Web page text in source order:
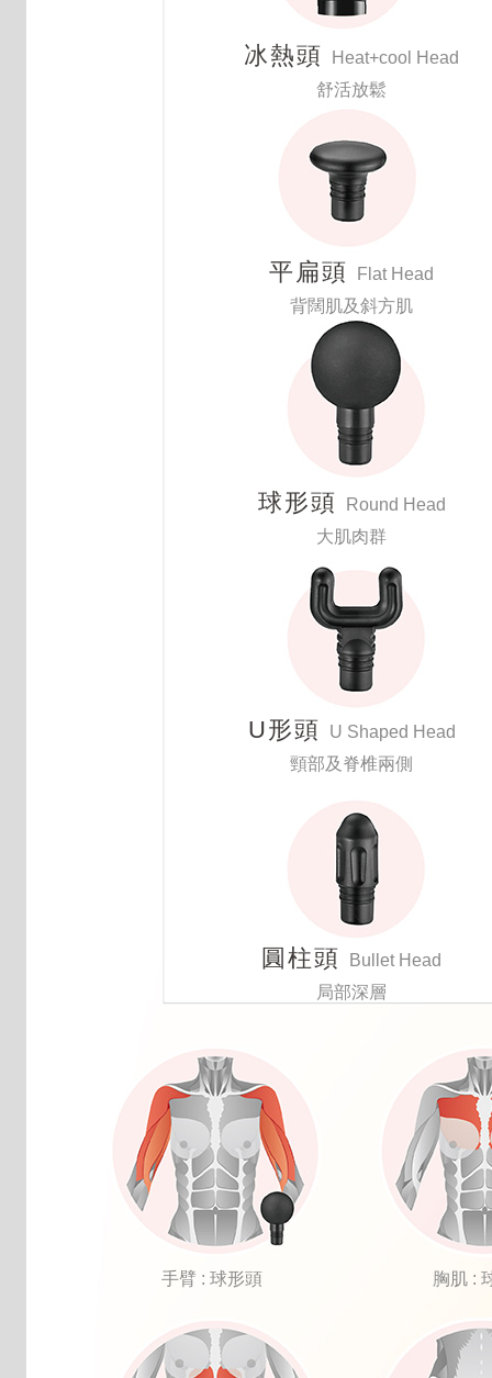
冰熱頭
Heat+cool Head
舒活放鬆
平扁頭
Flat Head
背闊肌及斜方肌
球形頭
Round Head
大肌肉群
U形頭
U Shaped Head
頸部及脊椎兩側
圓柱頭
Bullet Head
局部深層
手臂 : 球形頭 胸肌 :